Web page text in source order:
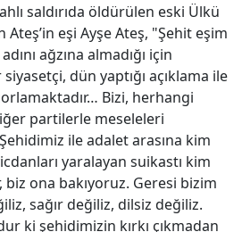
saldırıda öldürülen eski Ülkü
Ateş’in eşi Ayşe Ateş, "Şehit eşim
ağzına almadığı için
dün yaptığı açıklama ile
zorlamaktadır… Bizi, herhangi
partilerle meseleleri
ile adalet arasına kim
yaralayan suikastı kim
biz ona bakıyoruz. Geresi bizim
sağır değiliz, dilsiz değiliz.
ki şehidimizin kırkı çıkmadan